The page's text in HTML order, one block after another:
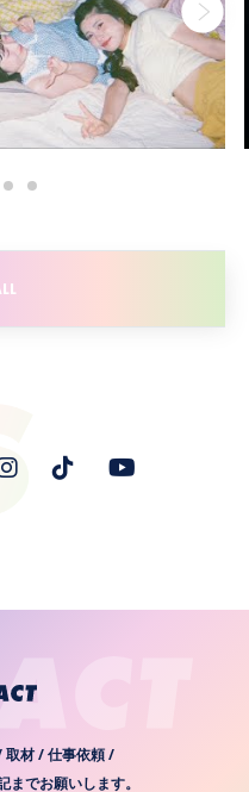
取材 / 仕事依頼 /
までお願いします。